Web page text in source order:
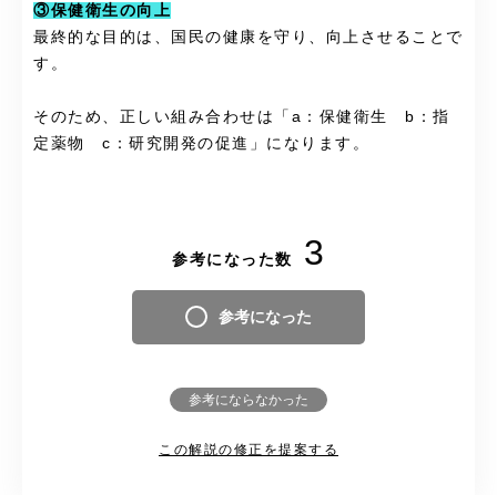
③保健衛生の向上
最終的な目的は、国民の健康を守り、向上させることで
す。
そのため、 正しい組み合わせは「a：保健衛生 b：指
定薬物 c：研究開発の促進」になります。
参考になった数 3
参考になった
参考にならなかった
この解説の修正を提案する